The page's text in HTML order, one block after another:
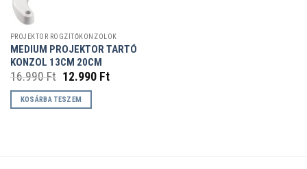
PROJEKTOR RÖGZÍTŐKONZOLOK
MEDIUM PROJEKTOR TARTÓ
KONZOL 13CM 20CM
16.990Ft Original
price
was:
16.990 Ft.
12.990 FtCurrent
KOSÁRBA TESZEM